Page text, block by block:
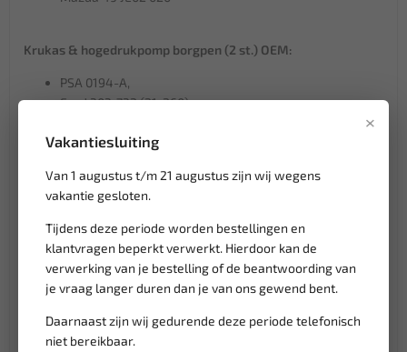
×
Vakantiesluiting
Van 1 augustus t/m 21 augustus zijn wij wegens
vakantie gesloten.
Tijdens deze periode worden bestellingen en
klantvragen beperkt verwerkt. Hierdoor kan de
verwerking van je bestelling of de beantwoording van
je vraag langer duren dan je van ons gewend bent.
Daarnaast zijn wij gedurende deze periode telefonisch
niet bereikbaar.
Krukas & hogedrukpomp borgpen (2 st.) OEM:
PSA 0194-A,
Ford 303-732 (21-260)
Mazda 49 JE02 018
Nokkenas borgpen OEM:
PSA 0194-B
Ford 303-735 (21-263)
Volvo 999-7122
Mazda 49 JE02 021
Klantenservice,werkdagen van 9:00 tot 17:00 uur